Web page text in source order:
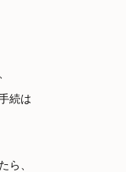
続は
ら、